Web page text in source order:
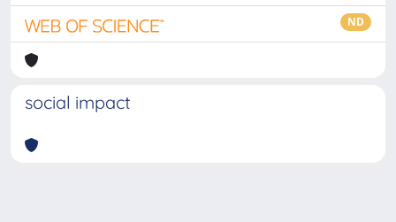
ND
social impact